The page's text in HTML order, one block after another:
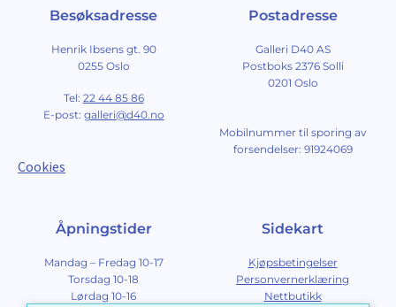
Besøksadresse
Henrik Ibsens gt. 90
0255 Oslo
Tel: 22 44 85 86
E-post: galleri@d40.no
Cookies
Postadresse
Galleri D40 AS
Postboks 2376 Solli
0201 Oslo
Mobilnummer til sporing av
forsendelser: 91924069
Åpningstider
Mandag – Fredag 10-17
Torsdag 10-18
Lørdag 10-16
Sidekart
Kjøpsbetingelser
Personvernerklæring
Nettbutikk